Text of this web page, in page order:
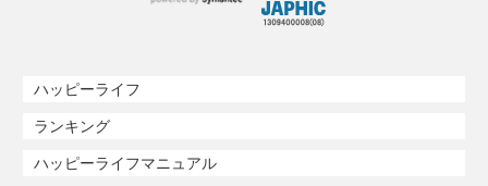
ハッピーライフ
ランキング
ハッピーライフマニュアル